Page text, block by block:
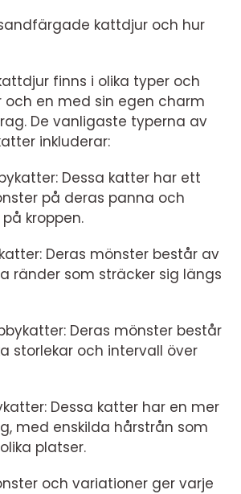
kattdjur och hur
finns i olika typer och
och en med sin egen charm
De vanligaste typerna av
inkluderar:
Dessa katter har ett
på deras panna och
kroppen.
Deras mönster består av
ränder som sträcker sig längs
Deras mönster består
storlekar och intervall över
Dessa katter har en mer
med enskilda hårstrån som
platser.
och variationer ger varje